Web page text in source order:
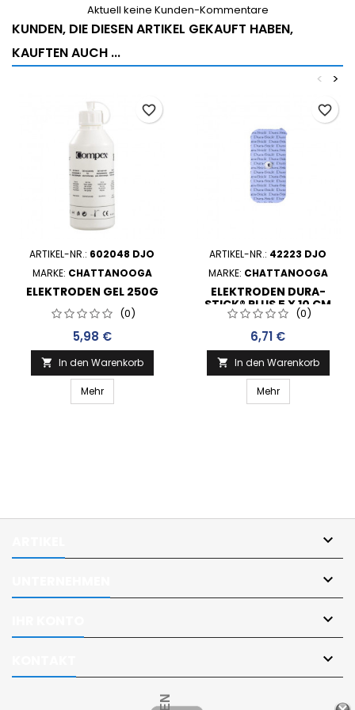
Aktuell keine Kunden-Kommentare
KUNDEN, DIE DIESEN ARTIKEL GEKAUFT HABEN,
KAUFTEN AUCH ...
>
<
ARTIKEL-NR.: 602048 DJO
MARKE: CHATTANOOGA
ELEKTRODEN GEL 250G
(0)
Preis
5,98 €
 In den Warenkorb
Mehr
favorite_border
ARTIKEL-NR.: 42223 DJO
MARKE: CHATTANOOGA
ELEKTRODEN DURA-
STICK® PLUS 5 X 10 CM
SINGLE SNAP IN STOFF (2
PRO BEUTEL)
(0)
Preis
6,71 €
 In den Warenkorb
Mehr
favorite_border



